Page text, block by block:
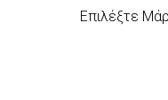
Επιλέξτε